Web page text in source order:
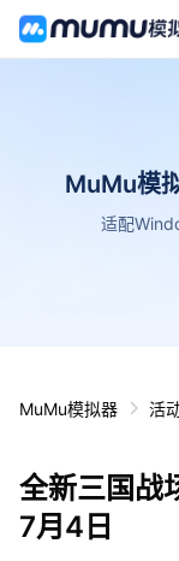
MuMu模
适配
MuMu模拟器 活
全新三国战
7月4日